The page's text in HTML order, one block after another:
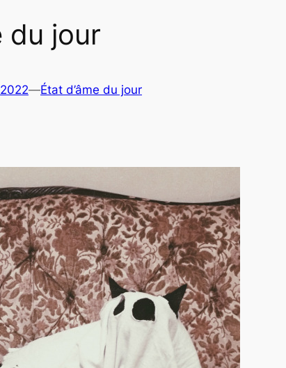
du jour
—État d’âme du jour